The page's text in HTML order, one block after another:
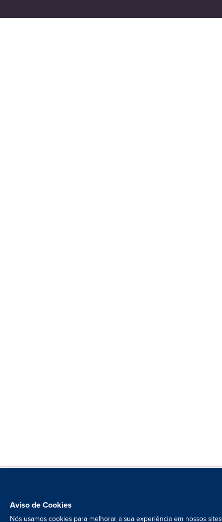
Aviso de Cookies
Nós usamos cookies para melhorar a sua experiência em nossos